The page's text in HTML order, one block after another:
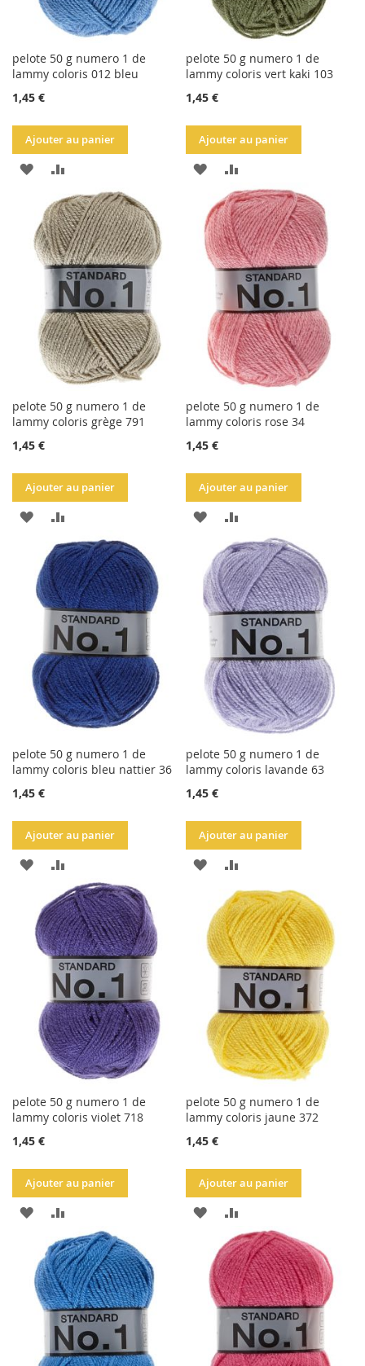
pelote 50 g numero 1 de
lammy coloris 012 bleu
1,45 €
Ajouter au panier
AJOUTER
LA
LISTE
D'ACHATS
AU
COMPARATEUR
pelote 50 g numero 1 de
lammy coloris vert kaki 103
1,45 €
Ajouter au panier
AJOUTER
LA
LISTE
D'ACHATS
AU
COMPARATEUR
pelote 50 g numero 1 de
lammy coloris grège 791
1,45 €
Ajouter au panier
AJOUTER
LA
LISTE
D'ACHATS
AU
COMPARATEUR
pelote 50 g numero 1 de
lammy coloris rose 34
1,45 €
Ajouter au panier
AJOUTER
LA
LISTE
D'ACHATS
AU
COMPARATEUR
pelote 50 g numero 1 de
lammy coloris bleu nattier 36
1,45 €
Ajouter au panier
AJOUTER
LA
LISTE
D'ACHATS
AU
COMPARATEUR
pelote 50 g numero 1 de
lammy coloris lavande 63
1,45 €
Ajouter au panier
AJOUTER
LA
LISTE
D'ACHATS
AU
COMPARATEUR
pelote 50 g numero 1 de
lammy coloris violet 718
1,45 €
Ajouter au panier
AJOUTER
LA
LISTE
D'ACHATS
AU
COMPARATEUR
pelote 50 g numero 1 de
lammy coloris jaune 372
1,45 €
Ajouter au panier
AJOUTER
LA
LISTE
D'ACHATS
AU
COMPARATEUR